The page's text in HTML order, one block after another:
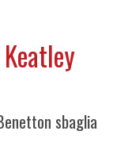
sbaglia